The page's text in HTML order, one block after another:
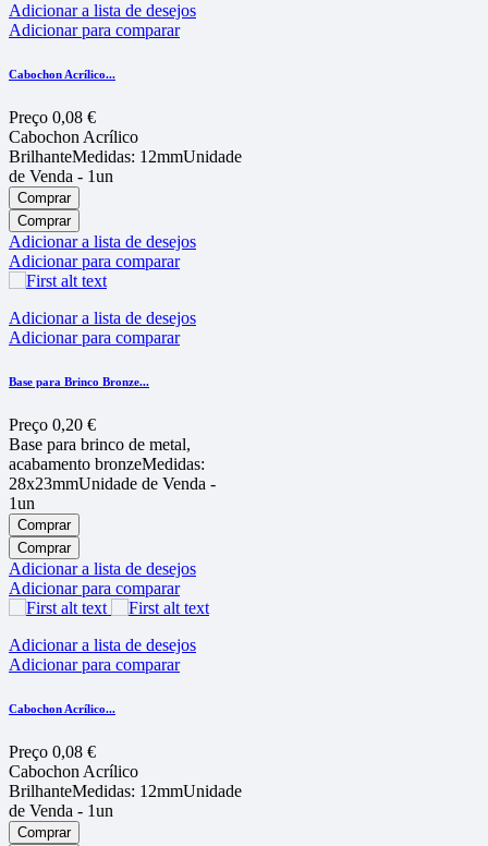
Adicionar a lista de desejos
Adicionar para comparar
Cabochon Acríli­co...
Preço 0,08 €
Cabochon Acrílico
BrilhanteMedidas: 12mmUnidade
de Venda - 1un
Comprar
Comprar
Adicionar a lista de desejos
Adicionar para comparar
Adicionar a lista de desejos
Adicionar para comparar
Base para Brinco Bronze...
Preço 0,20 €
Base para brinco de metal,
acabamento bronzeMedidas:
28x23mmUnidade de Venda -
1un
Comprar
Comprar
Adicionar a lista de desejos
Adicionar para comparar
Adicionar a lista de desejos
Adicionar para comparar
Cabochon Acríli­co...
Preço 0,08 €
Cabochon Acrílico
BrilhanteMedidas: 12mmUnidade
de Venda - 1un
Comprar